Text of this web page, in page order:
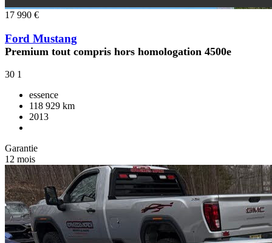
17 990 €
Ford Mustang
Premium tout compris hors homologation 4500e
30 1
essence
118 929 km
2013
Garantie
12 mois